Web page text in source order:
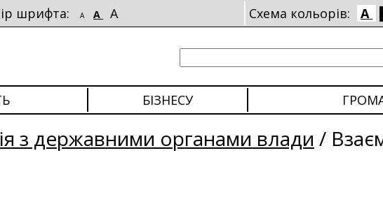
шрифта: A A A Схема кольорів: A
БІЗНЕСУ
з державними органами влади /